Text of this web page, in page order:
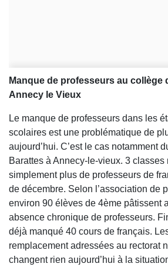
Manque de professeurs au collège
Annecy le Vieux
Le manque de professeurs dans les
scolaires est une problématique de
aujourd’hui. C’est le cas notamment
Barattes à Annecy-le-vieux. 3 classes
simplement plus de professeurs de
de décembre. Selon l’association de
environ 90 élèves de 4ème pâtissent
absence chronique de professeurs.
déjà manqué 40 cours de français.
remplacement adressées au rectorat
changent rien aujourd’hui à la